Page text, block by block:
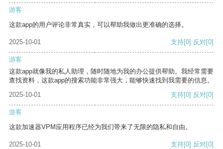
游客
这款app的用户评论非常真实，可以帮助我做出更准确的选择。
2025-10-01 支持[0] 反对[0]
游客
这款app就像我的私人助理，随时随地为我的办公提供帮助。我经常需要
查找资料，这款app的搜索功能非常强大，能够快速找到我需要的信息。
2025-10-01
支持[0] 反对[0]
游客
这款加速器VPM应用程序已经为我们带来了无限的隐私和自由。
2025-10-01 支持[0] 反对[0]